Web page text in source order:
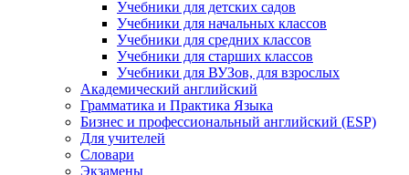
Учебники для детских садов
Учебники для начальных классов
Учебники для средних классов
Учебники для старших классов
Учебники для ВУЗов, для взрослых
Академический английский
Грамматика и Практика Языка
Бизнес и профессиональный английский (ESP)
Для учителей
Словари
Экзамены